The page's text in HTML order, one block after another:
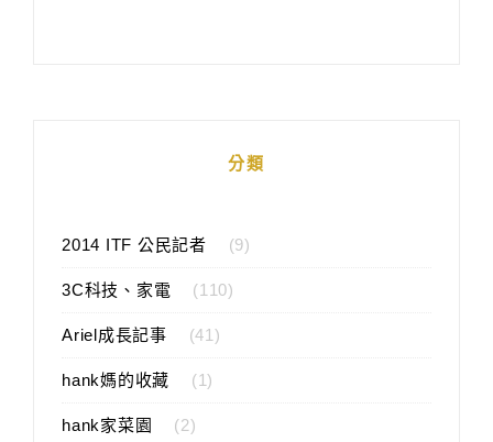
分類
2014 ITF 公民記者 (9)
3C科技、家電 (110)
Ariel成長記事 (41)
hank媽的收藏 (1)
hank家菜園 (2)